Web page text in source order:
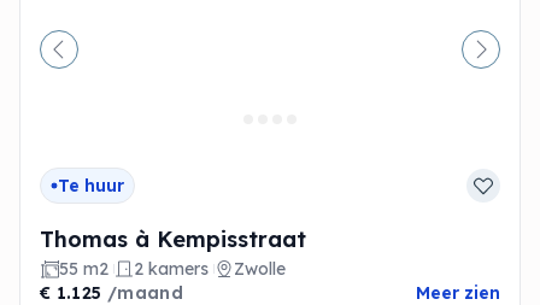
Vorige
Te huur
Thomas à Kempisstraat
55 m2 2 kamers
Zwolle
€ 1.125 /maand Meer zien